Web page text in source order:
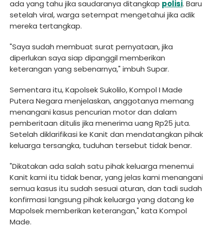
ada yang tahu jika saudaranya ditangkap polisi. Baru
setelah viral, warga setempat mengetahui jika adik
mereka tertangkap.
"Saya sudah membuat surat pernyataan, jika
diperlukan saya siap dipanggil memberikan
keterangan yang sebenarnya," imbuh Supar.
Sementara itu, Kapolsek Sukolilo, Kompol I Made
Putera Negara menjelaskan, anggotanya memang
menangani kasus pencurian motor dan dalam
pemberitaan ditulis jika menerima uang Rp25 juta.
Setelah diklarifikasi ke Kanit dan mendatangkan pihak
keluarga tersangka, tuduhan tersebut tidak benar.
"Dikatakan ada salah satu pihak keluarga menemui
Kanit kami itu tidak benar, yang jelas kami menangani
semua kasus itu sudah sesuai aturan, dan tadi sudah
konfirmasi langsung pihak keluarga yang datang ke
Mapolsek memberikan keterangan," kata Kompol
Made.